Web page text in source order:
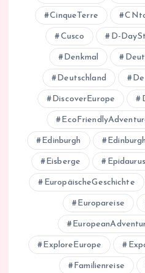
CinqueTerre
Cusco D-
Denkmal
Deutschland
DiscoverEurope
Edinburgh
Eisberge Epidaurus
EuropäischeGeschichte
Europareise
ExploreEurope
Familienreise